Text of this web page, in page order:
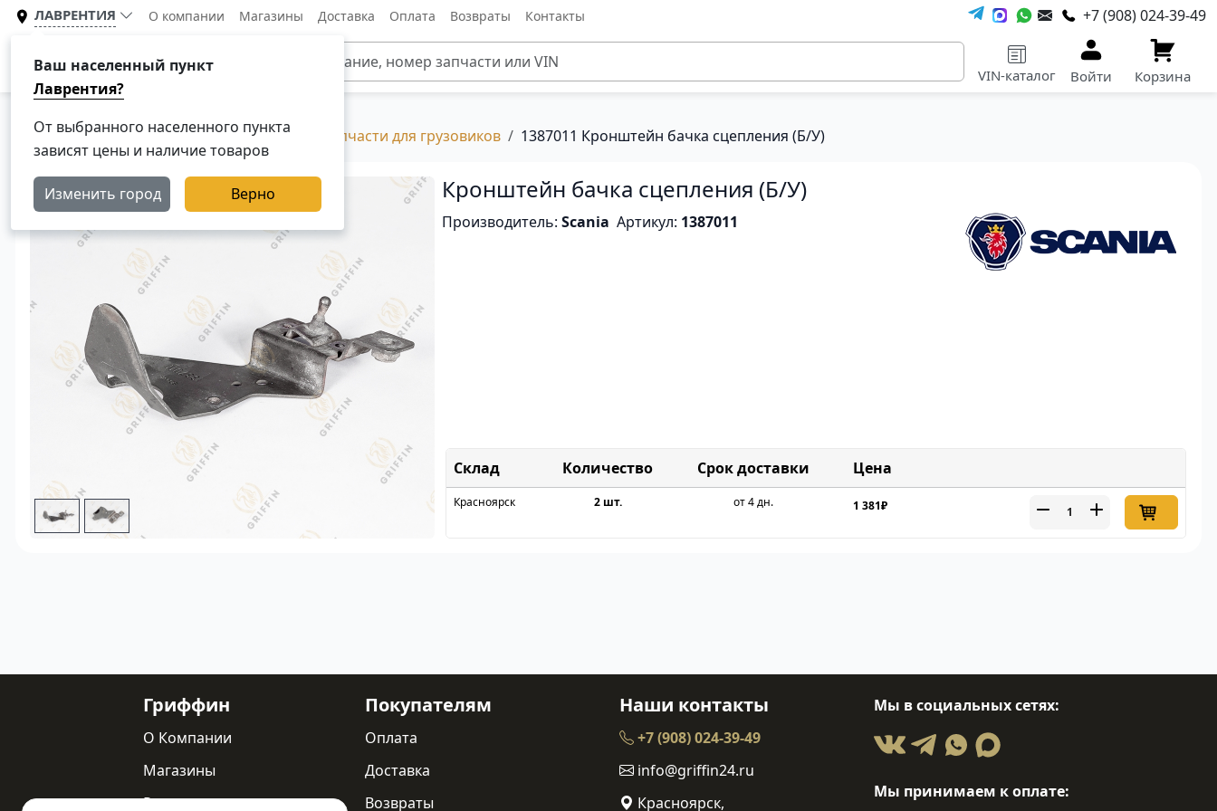
ЛАВРЕНТИЯ
Ваш населенный пункт
Лаврентия?
От выбранного населенного пункта
зависят цены и наличие товаров
Изменить город Верно
О компании Магазины Доставка Оплата Возвраты Контакты +7 (908) 024-39-49
Каталог
VIN-каталог Войти Корзина
Главная Каталог Разборка Скания, Б/У запчасти для грузовиков 1387011 Кронштейн бачка сцепления (Б/У)
Кронштейн бачка сцепления (Б/У)
Производитель:Scania Артикул: 1387011
Склад Срок доставки Цена
Красноярск 2 шт. от 4 дн. 1 381₽
Гриффин
О Компании
Магазины
Реквизиты
Покупателям
Оплата
Доставка
Возвраты
Наши контакты
+7 (908) 024-39-49
info@griffin24.ru
Красноярск,
Мы в социальных сетях:
Мы принимаем к оплате: